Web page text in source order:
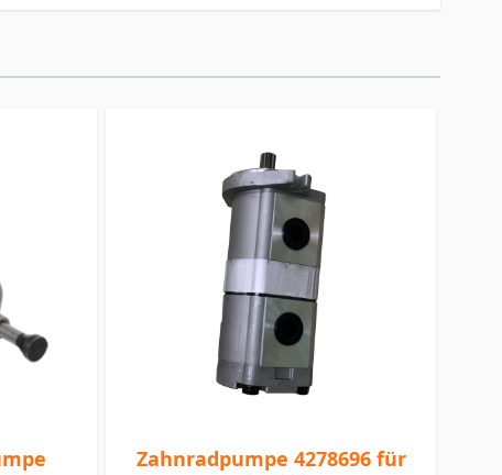
Zahnradpumpe 4278696 für